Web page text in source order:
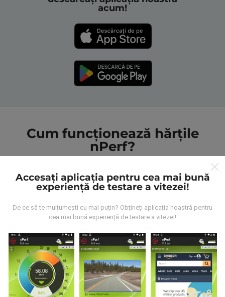
acum!
Cum funcționează hărțile
nPerf?
De unde provin datele?
Datele sunt colectate din testele efectuate de
utilizatorii aplicației nPerf. Acestea sunt teste
efectuate în condiții reale, direct pe teren. Dacă doriți
să vă implicați, tot ce trebuie să faceți este să
descărcați aplicația nPerf pe smartphone.Cu cât
există mai multe date, cu atât hărțile vor fi mai
Accesați aplicația pentru cea mai bună
experiență de testare a vitezei!
De ce să te mulțumești cu mai puțin? Obțineți aplicația noastră pentru
cea mai bună experiență de testare a vitezei!